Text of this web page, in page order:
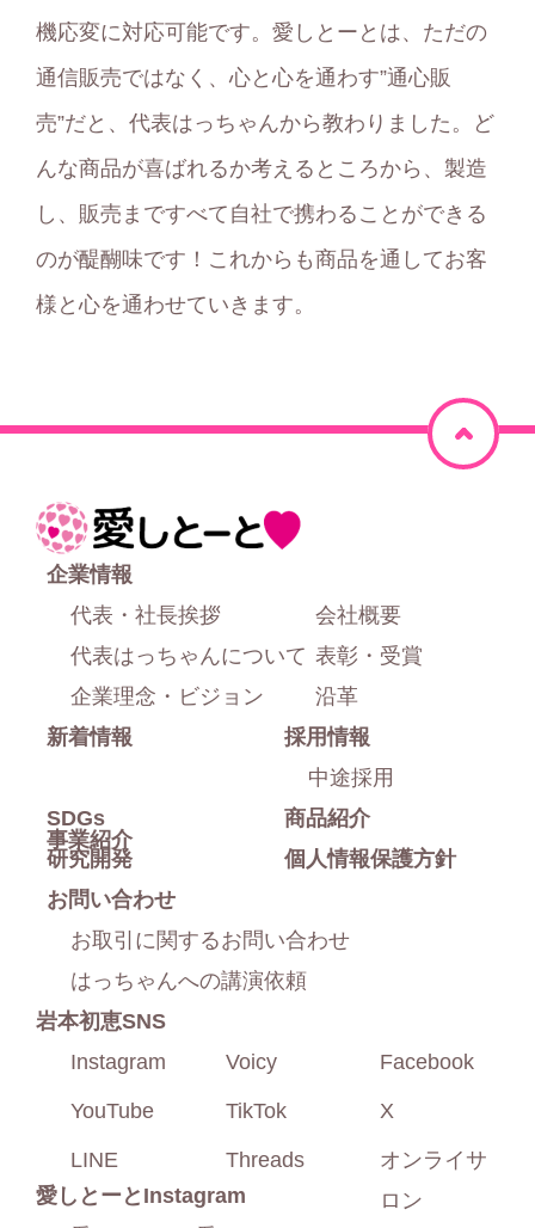
機応変に対応可能です。愛しとーとは、ただの
通信販売ではなく、心と心を通わす”通心販
売”だと、代表はっちゃんから教わりました。ど
んな商品が喜ばれるか考えるところから、製造
し、販売まですべて自社で携わることができる
のが醍醐味です！これからも商品を通してお客
様と心を通わせていきます。
ペ
ー
ホ
ー
企業情報
代表・社長挨拶
代表はっちゃんについて
企業理念・ビジョン
会社概要
表彰・受賞
沿革
採用情報
中途採用
事業紹介
商品紹介
研究開発
新着情報
個人情報保護方針
SDGs
お問い合わせ
お取引に関するお問い合わせ
はっちゃんへの講演依頼
岩本初恵SNS
Instagram
Voicy Facebook
YouTube TikTok X
LINE Threads
オンライサ
ロン
愛しとーと Instagram